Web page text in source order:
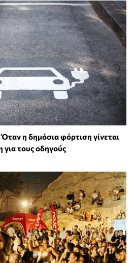
η δημόσια φόρτιση γίνεται
τους οδηγούς